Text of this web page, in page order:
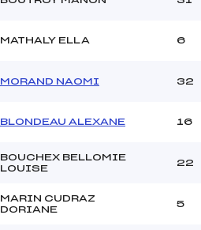
MATHALY ELLA 6
MORAND NAOMI 32
BLONDEAU ALEXANE 16
BOUCHEX BELLOMIE
LOUISE
22
MARIN CUDRAZ
DORIANE
5